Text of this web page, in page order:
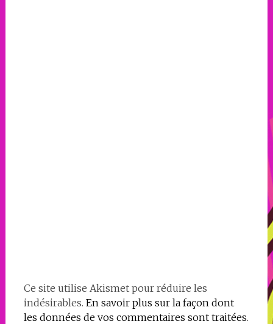
Ce site utilise Akismet pour réduire les
indésirables. En savoir plus sur la façon dont
les données de vos commentaires sont traitées.